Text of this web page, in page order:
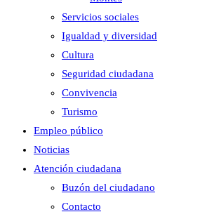
Servicios sociales
Igualdad y diversidad
Cultura
Seguridad ciudadana
Convivencia
Turismo
Empleo público
Noticias
Atención ciudadana
Buzón del ciudadano
Contacto